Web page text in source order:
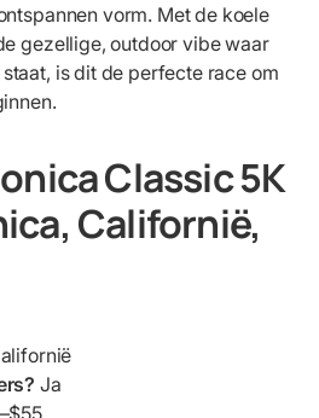
vorm. Met de koele
gezellige, outdoor vibe waar
is dit de perfecte race om
Classic 5K
Californië,
Ja